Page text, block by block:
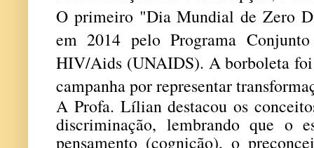
O primeiro "Dia Mundial de Zero
em 2014 pelo Programa
HIV/Aids (UNAIDS). A borboleta
campanha por representar
A Profa. Lílian destacou os
discriminação, lembrando que o
pensamento (cognição), o